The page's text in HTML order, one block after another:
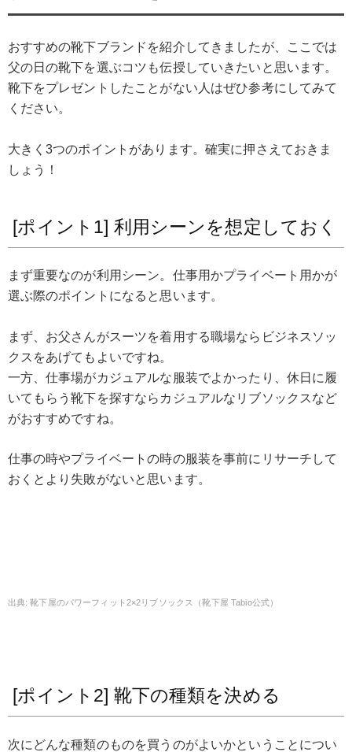
おすすめの靴下ブランドを紹介してきましたが、ここでは
父の日の靴下を選ぶコツも伝授していきたいと思います。
靴下をプレゼントしたことがない人はぜひ参考にしてみて
ください。
大きく3つのポイントがあります。確実に押さえておきま
しょう！
[ポイント1] 利用シーンを想定しておく
まず重要なのが利用シーン。仕事用かプライベート用かが
選ぶ際のポイントになると思います。
まず、お父さんがスーツを着用する職場ならビジネスソッ
クスをあげてもよいですね。
一方、仕事場がカジュアルな服装でよかったり、休日に履
いてもらう靴下を探すならカジュアルなリブソックスなど
がおすすめですね。
仕事の時やプライベートの時の服装を事前にリサーチして
おくとより失敗がないと思います。
靴下屋のパワーフィット2×2リブソックス（靴下屋 Tabio公式）
[ポイント2] 靴下の種類を決める
次にどんな種類のものを買うのがよいかということについ